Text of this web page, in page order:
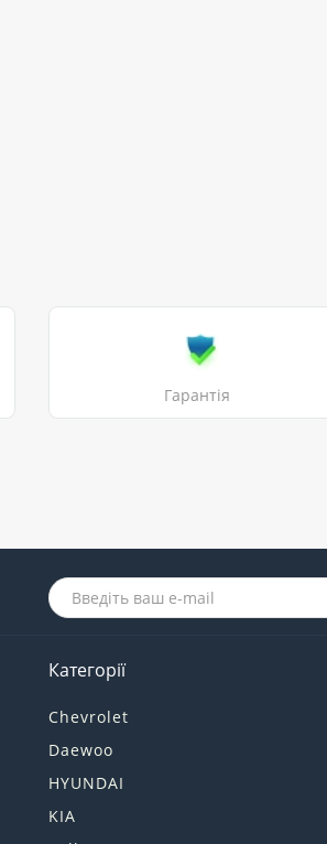
Гарантія
Категорії
Chevrolet
Daewoo
HYUNDAI
KIA